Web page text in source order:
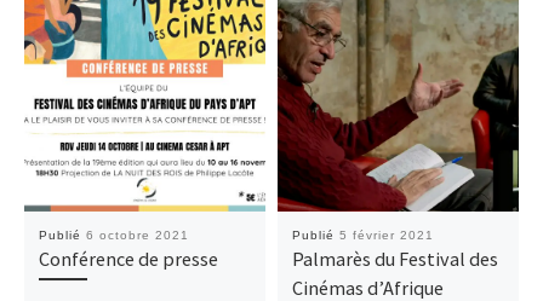
Publié 6 octobre 2021
Conférence de presse
Publié 5 février 2021
Palmarès du Festival des
Cinémas d’Afrique